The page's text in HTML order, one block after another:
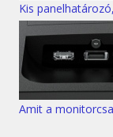
Kis
Amit a